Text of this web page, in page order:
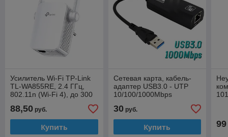
Усилитель Wi-Fi TP-Link
TL-WA855RE, 2.4 ГГц,
802.11n (Wi-Fi 4), до 300
88,50 руб.
Купить
Сетевая карта, кабель-
адаптер USB3.0 - UTP
10/100/1000Mbps
30руб.
Купить 99